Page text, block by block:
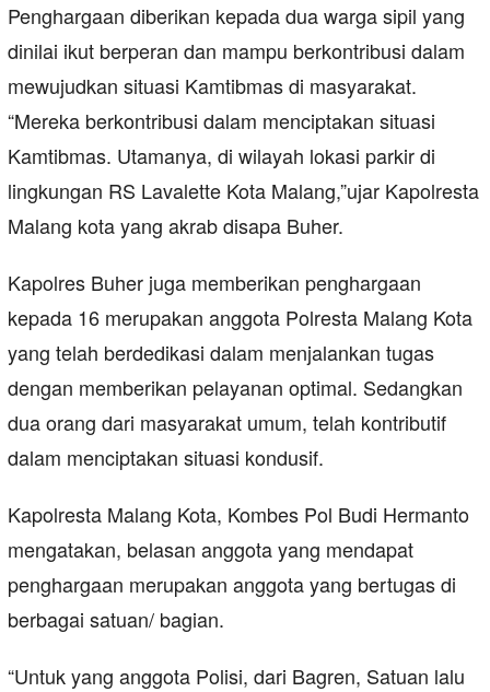
Penghargaan diberikan kepada dua warga sipil yang
dinilai ikut berperan dan mampu berkontribusi dalam
mewujudkan situasi Kamtibmas di masyarakat.
“Mereka berkontribusi dalam menciptakan situasi
Kamtibmas. Utamanya, di wilayah lokasi parkir di
lingkungan RS Lavalette Kota Malang,”ujar Kapolresta
Malang kota yang akrab disapa Buher.
Kapolres Buher juga memberikan penghargaan
kepada 16 merupakan anggota Polresta Malang Kota
yang telah berdedikasi dalam menjalankan tugas
dengan memberikan pelayanan optimal. Sedangkan
dua orang dari masyarakat umum, telah kontributif
dalam menciptakan situasi kondusif.
Kapolresta Malang Kota, Kombes Pol Budi Hermanto
mengatakan, belasan anggota yang mendapat
penghargaan merupakan anggota yang bertugas di
berbagai satuan/ bagian.
“Untuk yang anggota Polisi, dari Bagren, Satuan lalu